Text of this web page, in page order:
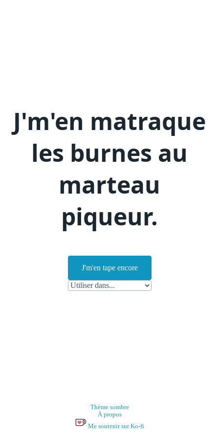
J'm'en matraque
les burnes au
marteau
piqueur.
J'm'en tape encore
Thème sombre
À propos
Me soutenir sur Ko-fi